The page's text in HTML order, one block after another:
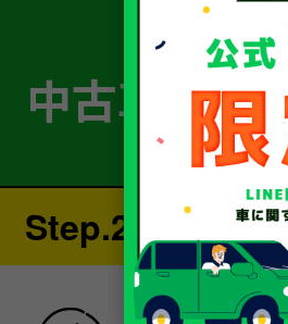
中古車・廃
Step.2